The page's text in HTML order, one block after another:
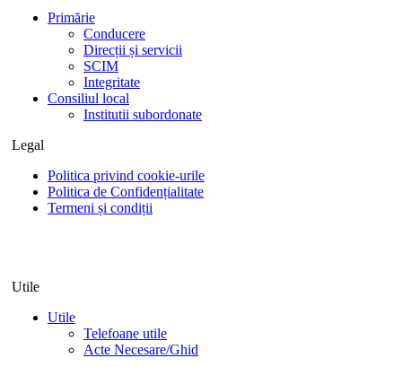
Primărie
Conducere
Direcții și servicii
SCIM
Integritate
Consiliul local
Institutii subordonate
Legal
Politica privind cookie-urile
Politica de Confidențialitate
Termeni și condiții
Utile
Utile
Telefoane utile
Acte Necesare/Ghid